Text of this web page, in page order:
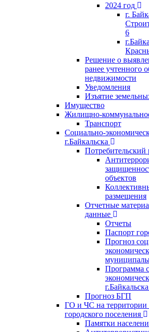
2024 год
г.
6
Решение о
ранее учтенного
недвижимости
Уведомления
Изъятие
Имущество
Жилищно-
Транспорт
Социально-
г.Байкальска
объектов
размещения
Отчетные
данные
Отчеты
Паспорт
Прогноз
Программа
Прогноз БГП
ГО и ЧС на территории
городского поселения
Памятки